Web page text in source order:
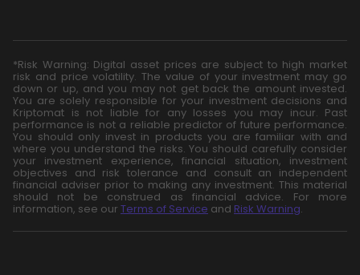
*Risk Warning: Digital asset prices are subject to high market
risk and price volatility. The value of your investment may go
down or up, and you may not get back the amount invested.
You are solely responsible for your investment decisions and
Kriptomat is not liable for any losses you may incur. Past
performance is not a reliable predictor of future performance.
You should only invest in products you are familiar with and
where you understand the risks. You should carefully consider
your investment experience, financial situation, investment
objectives and risk tolerance and consult an independent
financial adviser prior to making any investment. This material
should not be construed as financial advice. For more
information, see our Terms of Service and Risk Warning.